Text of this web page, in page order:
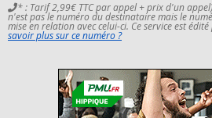
* : Tarif 2,99€ TTC par appel + prix d'un
n'est pas le numéro du destinataire mais le
mise en relation avec celui-ci. Ce service est
savoir plus sur ce numéro ?